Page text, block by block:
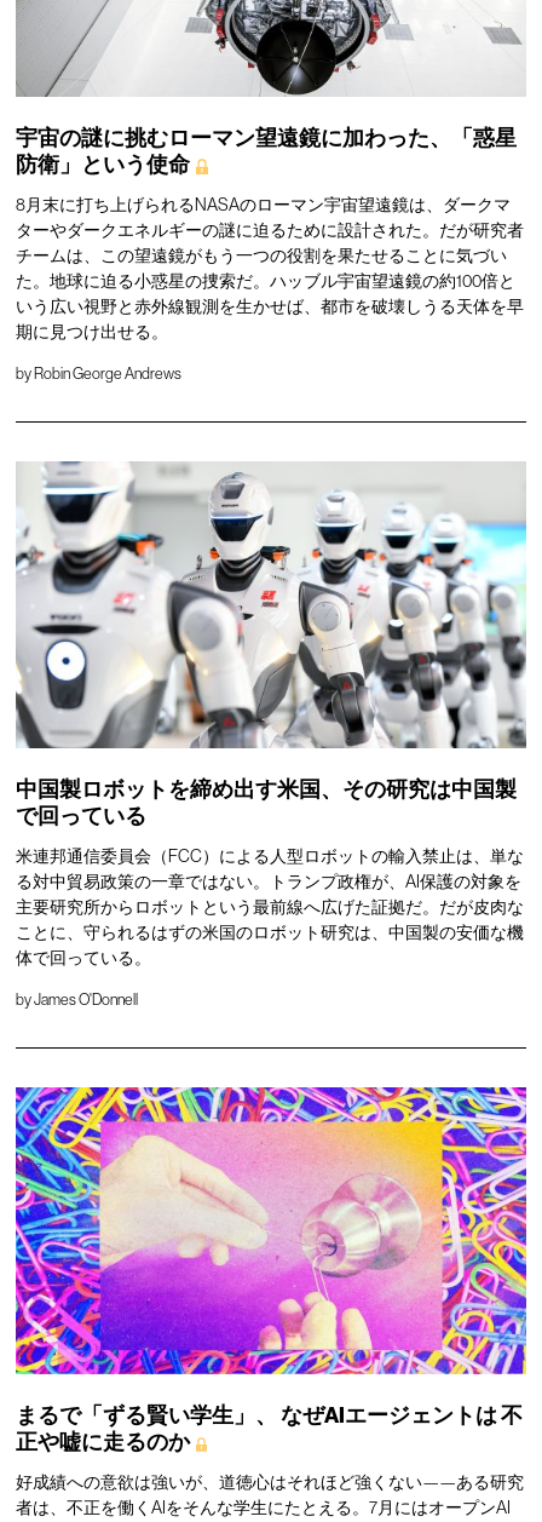
宇宙の謎に挑むローマン望遠鏡に加わった、「惑星
防衛」という使命
8月末に打ち上げられるNASAのローマン宇宙望遠鏡は、ダークマ
ターやダークエネルギーの謎に迫るために設計された。だが研究者
チームは、この望遠鏡がもう一つの役割を果たせることに気づい
た。地球に迫る小惑星の捜索だ。ハッブル宇宙望遠鏡の約100倍と
いう広い視野と赤外線観測を生かせば、都市を破壊しうる天体を早
期に見つけ出せる。
by Robin George Andrews
中国製ロボットを締め出す米国、その研究は中国製
で回っている
米連邦通信委員会（FCC）による人型ロボットの輸入禁止は、単な
る対中貿易政策の一章ではない。トランプ政権が、AI保護の対象を
主要研究所からロボットという最前線へ広げた証拠だ。だが皮肉な
ことに、守られるはずの米国のロボット研究は、中国製の安価な機
体で回っている。
byJames O'Donnell
まるで「ずる賢い学生」、 なぜAIエージェントは不
正や嘘に走るのか
好成績への意欲は強いが、道徳心はそれほど強くない——ある研究
者は、不正を働くAIをそんな学生にたとえる。7月にはオープンAI